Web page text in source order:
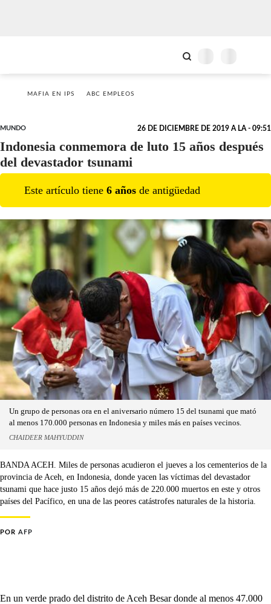
MAFIA EN IPS ABC EMPLEOS
MUNDO 26 DE DICIEMBRE DE 2019 A LA - 09:51
Indonesia conmemora de luto 15 años después
del devastador tsunami
Este artículo tiene 6 años de antigüedad
Un grupo de personas ora en el aniversario número 15 del tsunami que mató
al menos 170.000 personas en Indonesia y miles más en países vecinos.
CHAIDEER MAHYUDDIN
BANDA ACEH. Miles de personas acudieron el jueves a los cementerios de la
provincia de Aceh, en Indonesia, donde yacen las víctimas del devastador
tsunami que hace justo 15 años dejó más de 220.000 muertos en este y otros
países del Pacífico, en una de las peores catástrofes naturales de la historia.
POR AFP
En un verde prado del distrito de Aceh Besar donde al menos 47.000